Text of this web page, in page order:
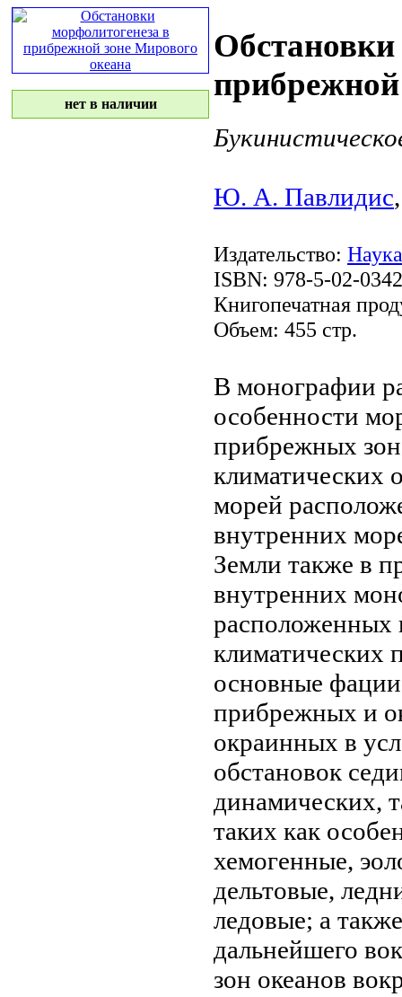
нет в наличии
Ю. А. Павлидис
Издательство: Наука
ISBN: 978-5-02-
Книгопечатная
Объем: 455 стр.
В монографии
особенности
прибрежных
климатических
морей
внутренних
Земли также в
внутренних
расположенных
климатических
основные фации
прибрежных и
окраинных в
обстановок
динамических,
таких как
хемогенные,
дельтовые,
ледовые; а
дальнейшего
зон океанов